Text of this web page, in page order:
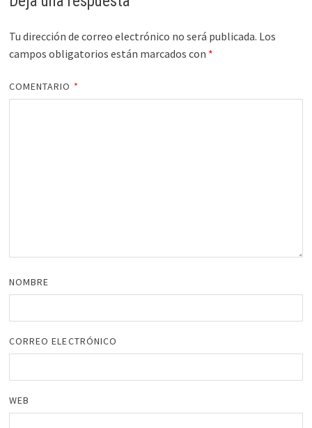
Tu dirección de correo electrónico no será publicada. Los
campos obligatorios están marcados con *
COMENTARIO *
NOMBRE
CORREO ELECTRÓNICO
WEB